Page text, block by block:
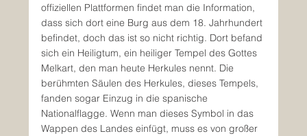
offiziellen Plattformen findet man die Information,
dass sich dort eine Burg aus dem 18. Jahrhundert
befindet, doch das ist so nicht richtig. Dort befand
sich ein Heiligtum, ein heiliger Tempel des Gottes
Melkart, den man heute Herkules nennt. Die
berühmten Säulen des Herkules, dieses Tempels,
fanden sogar Einzug in die spanische
Nationalflagge. Wenn man dieses Symbol in das
Wappen des Landes einfügt, muss es von großer